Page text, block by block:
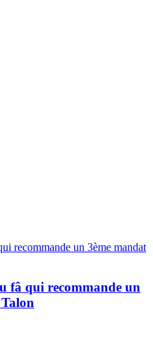
fâ qui recommande un